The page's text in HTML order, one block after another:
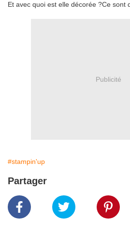
Et avec quoi est elle décorée ?Ce sont
Publicité
#stampin'up
Partager